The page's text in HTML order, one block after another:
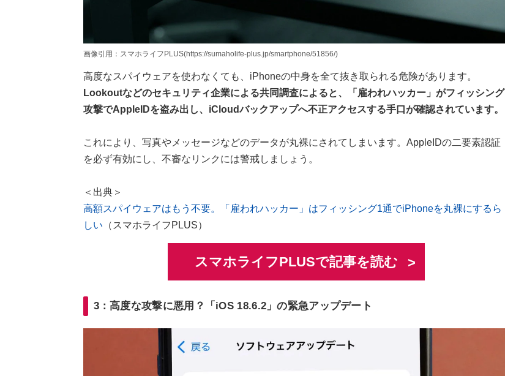
画像引用：スマホライフPLUS(https://sumaholife-plus.jp/smartphone/51856/)
高度なスパイウェアを使わなくても、iPhoneの中身を全て抜き取られる危険があります。
Lookoutなどのセキュリティ企業による共同調査によると、「雇われハッカー」がフィッシング
攻撃でAppleIDを盗み出し、iCloudバックアップへ不正アクセスする手口が確認されています。
これにより、写真やメッセージなどのデータが丸裸にされてしまいます。AppleIDの二要素認証
を必ず有効にし、不審なリンクには警戒しましょう。
＜出典＞
高額スパイウェアはもう不要。「雇われハッカー」はフィッシング1通でiPhoneを丸裸にするら
しい （スマホライフPLUS）
スマホライフPLUSで記事を読む
3：高度な攻撃に悪用？「iOS 18.6.2」の緊急アップデート